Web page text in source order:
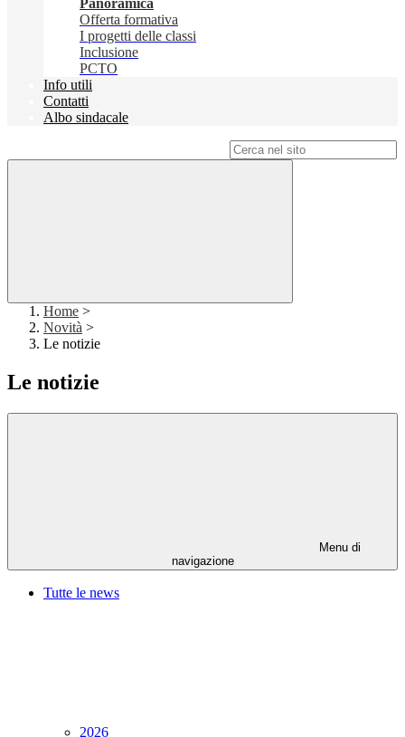
Panoramica
Offerta formativa
I progetti delle classi
Inclusione
PCTO
Info utili
Contatti
Albo sindacale
Home >
Novità >
Le notizie
Le notizie
Menu di
navigazione
Tutte le news
2026